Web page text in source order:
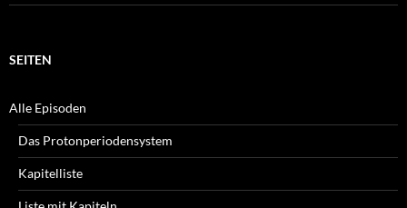
SEITEN
Alle Episoden
Das Protonperiodensystem
Kapitelliste